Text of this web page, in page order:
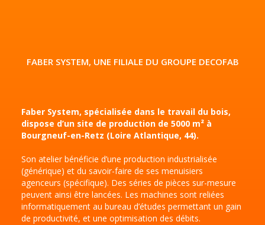
FABER SYSTEM, UNE FILIALE DU GROUPE DECOFAB
Faber System, spécialisée dans le travail du bois,
dispose d’un site de production de 5000 m² à
Bourgneuf-en-Retz (Loire Atlantique, 44).
Son atelier bénéficie d’une production industrialisée
(générique) et du savoir-faire de ses menuisiers
agenceurs (spécifique). Des séries de pièces sur-mesure
peuvent ainsi être lancées. Les machines sont reliées
informatiquement au bureau d’études permettant un gain
de productivité, et une optimisation des débits.